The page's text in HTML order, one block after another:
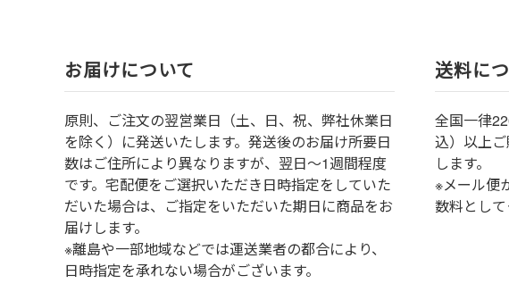
お届けについて
原則、ご注文の翌営業日（土、日、祝、弊社休業日
を除く）に発送いたします。発送後のお届け所要日
数はご住所により異なりますが、翌日～1週間程度
です。宅配便をご選択いただき日時指定をしていた
だいた場合は、ご指定をいただいた期日に商品をお
届けします。
※離島や一部地域などでは運送業者の都合により、
日時指定を承れない場合がございます。
送料に
全国一律
込）以上
します。
※メール便
数料として